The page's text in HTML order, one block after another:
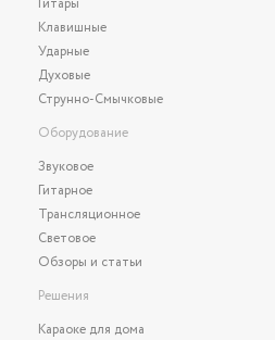
Гитары
Клавишные
Ударные
Духовые
Струнно-Смычковые
Оборудование
Звуковое
Гитарное
Трансляционное
Световое
Обзоры и статьи
Решения
Караоке для дома